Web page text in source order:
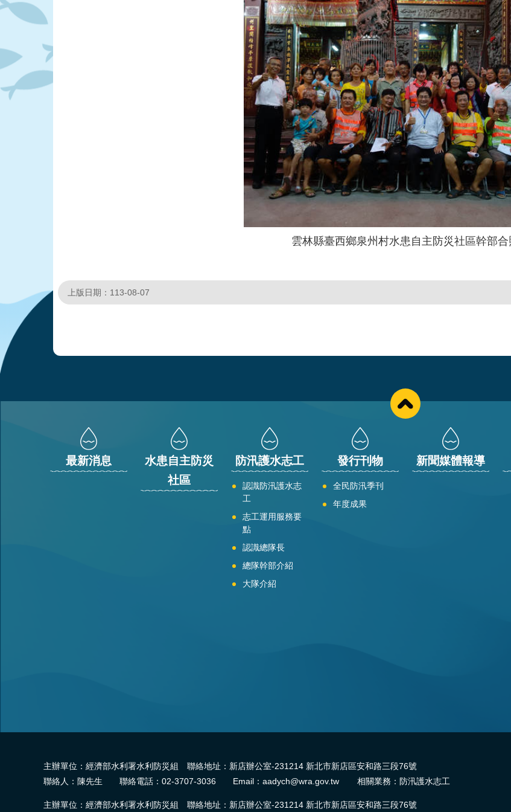
雲林縣臺西鄉泉州村水患自主防災社區幹部合
上版日期：113-08-07
最新消息
水患自主防災
社區
防汛護水志工
認識防汛護水志
工
志工運用服務要
點
認識總隊長
總隊幹部介紹
大隊介紹
發行刊物
全民防汛季刊
年度成果
新聞媒體報導
主辦單位：經濟部水利署水利防災組 聯絡地址：新店辦公室-231214 新北市新店區安和路三段76號
聯絡人：陳先生 聯絡電話：02-3707-3036 Email：aadych@wra.gov.tw 相關業務：防汛護水志工
主辦單位：經濟部水利署水利防災組 聯絡地址：新店辦公室-231214 新北市新店區安和路三段76號